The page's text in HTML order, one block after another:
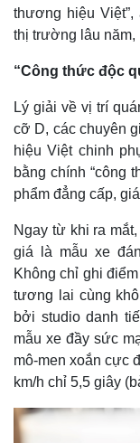
Thế giới
Quan sát
Cuộc sống đó đây
Hồ sơ
thương hiệu Việt”,
thị trường lâu năm,
“Công thức độc
Lý giải về vị trí
cỡ D, các chuyên
hiệu Việt chinh
bằng chính “công
phẩm đẳng cấp,
Ngay từ khi ra
giá là mẫu xe
Không chỉ ghi
tương lai cùng
bởi studio danh
mẫu xe đầy sức
mô-men xoắn cực
km/h chỉ 5,5 giây